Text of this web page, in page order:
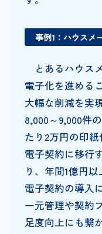
事例1：ハウスメ
とあるハウス
電子化を進める
大幅な削減を実
8,000～9,000件
たり2万円の印紙
電子契約に移行
り、年間1億円
電子契約の導入
一元管理や契約
足度向上にも繋